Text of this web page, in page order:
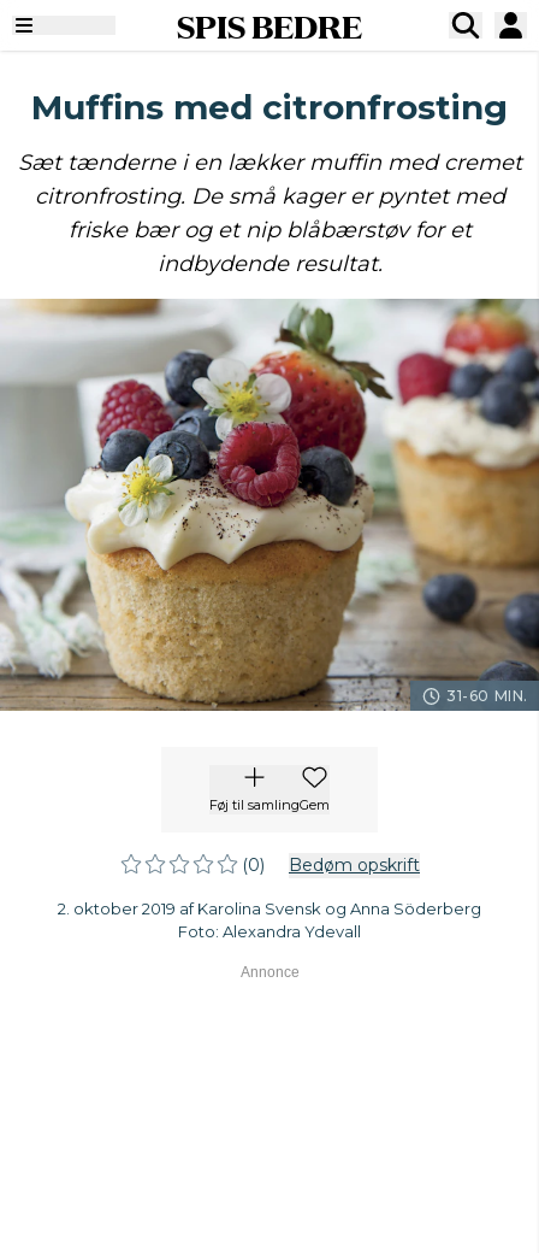
SPIS BEDRE
Muffins med citronfrosting
Sæt tænderne i en lækker muffin med cremet
citronfrosting. De små kager er pyntet med
friske bær og et nip blåbærstøv for et
indbydende resultat.
31-60 MIN.
Føj til samlingGem
(0) Bedøm opskrift
2. oktober 2019 af Karolina Svensk og Anna Söderberg
Foto: Alexandra Ydevall